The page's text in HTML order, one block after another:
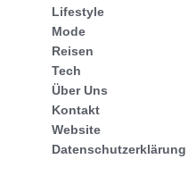
Lifestyle
Mode
Reisen
Tech
Über Uns
Kontakt
Website
Datenschutzerklärung